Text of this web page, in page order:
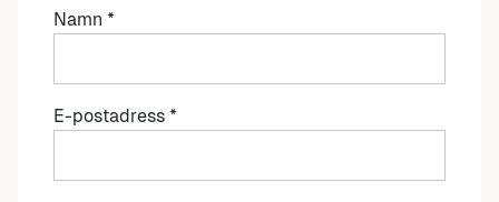
Namn *
E-postadress *